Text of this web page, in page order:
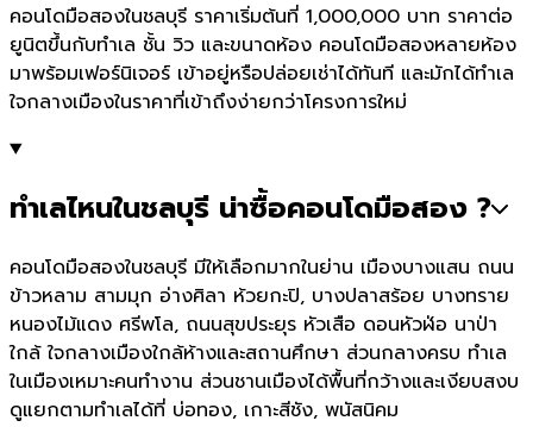
คอนโดมือสองในชลบุรี ราคาเริ่มต้นที่ 1,000,000 บาท ราคาต่อ
ยูนิตขึ้นกับทำเล ชั้น วิว และขนาดห้อง คอนโดมือสองหลายห้อง
มาพร้อมเฟอร์นิเจอร์ เข้าอยู่หรือปล่อยเช่าได้ทันที และมักได้ทำเล
ใจกลางเมืองในราคาที่เข้าถึงง่ายกว่าโครงการใหม่
ทำเลไหนในชลบุรี น่าซื้อคอนโดมือสอง ?
คอนโดมือสองในชลบุรี มีให้เลือกมากในย่าน เมืองบางแสน ถนน
ข้าวหลาม สามมุก อ่างศิลา ห้วยกะปิ, บางปลาสร้อย บางทราย
หนองไม้แดง ศรีพโล, ถนนสุขประยุร หัวเสือ ดอนหัวฬ่อ นาป่า
ใกล้ ใจกลางเมืองใกล้ห้างและสถานศึกษา ส่วนกลางครบ ทำเล
ในเมืองเหมาะคนทำงาน ส่วนชานเมืองได้พื้นที่กว้างและเงียบสงบ
ดูแยกตามทำเลได้ที่ บ่อทอง, เกาะสีชัง, พนัสนิคม